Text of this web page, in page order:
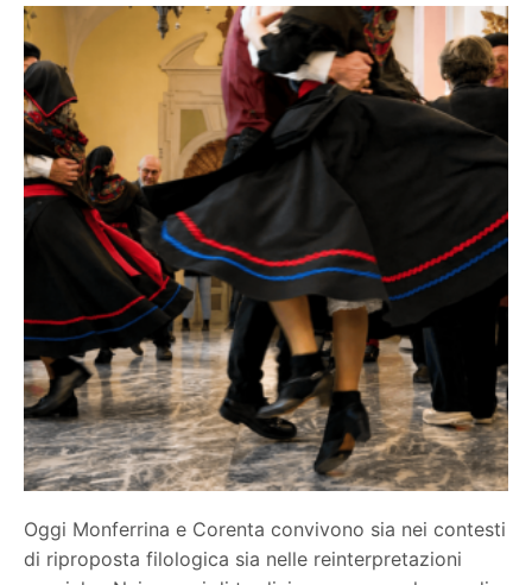
Oggi Monferrina e Corenta convivono sia nei contesti
di riproposta filologica sia nelle reinterpretazioni